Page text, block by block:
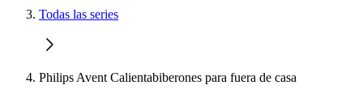
Todas las series
Philips Avent Calientabiberones para fuera de casa